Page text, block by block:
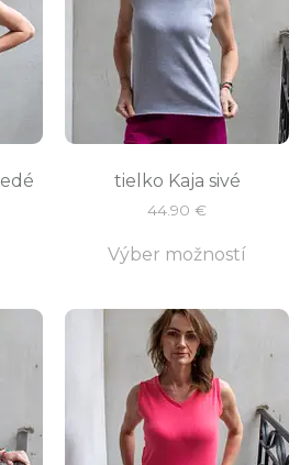
tielko Kaja sivé
44.90 €
Výber možností